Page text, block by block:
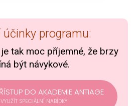
účinky programu:
tak moc příjemné, že brzy
být návykové.
DO AKADEMIE ANTIAGE
SPECIÁLNÍ NABÍDKY